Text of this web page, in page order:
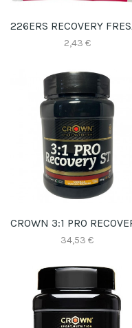
2,43 €
34,53 €